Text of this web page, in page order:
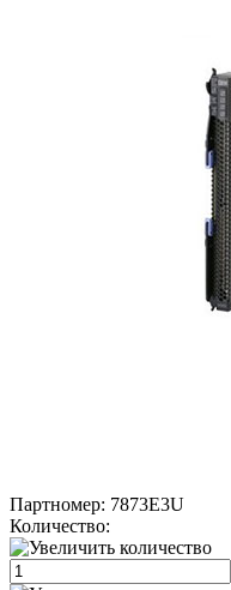
Партномер: 7873E3U
Количество: